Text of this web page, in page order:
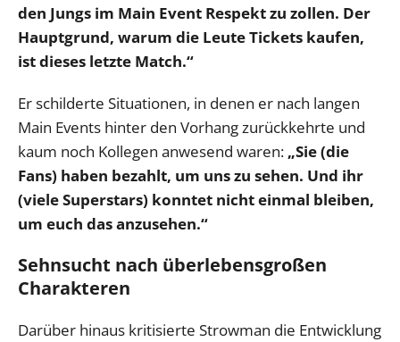
den Jungs im Main Event Respekt zu zollen. Der
Hauptgrund, warum die Leute Tickets kaufen,
ist dieses letzte Match.“
Er schilderte Situationen, in denen er nach langen
Main Events hinter den Vorhang zurückkehrte und
kaum noch Kollegen anwesend waren: „Sie (die
Fans) haben bezahlt, um uns zu sehen. Und ihr
(viele Superstars) konntet nicht einmal bleiben,
um euch das anzusehen.“
Sehnsucht nach überlebensgroßen
Charakteren
Darüber hinaus kritisierte Strowman die Entwicklung